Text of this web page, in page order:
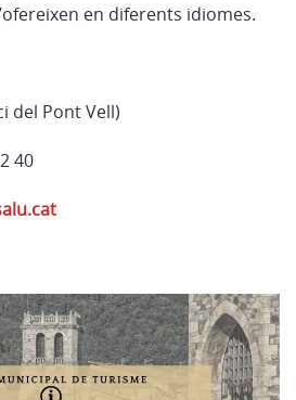
en diferents idiomes.
del Pont Vell)
40